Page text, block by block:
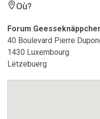
Où?
Forum
40 Boulevard Pierre
1430 Luxembourg
Lëtzebuerg